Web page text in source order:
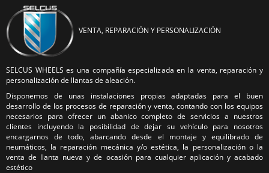
VENTA, REPARACIÓN Y PERSONALIZACIÓN
SELCUS WHEELS es una compañía especializada en la venta, reparación y
personalización de llantas de aleación.
Disponemos de unas instalaciones propias adaptadas para el buen
desarrollo de los procesos de reparación y venta, contando con los equipos
necesarios para ofrecer un abanico completo de servicios a nuestros
clientes incluyendo la posibilidad de dejar su vehículo para nosotros
encargarnos de todo, abarcando desde el montaje y equilibrado de
neumáticos, la reparación mecánica y/o estética, la personalización o la
venta de llanta nueva y de ocasión para cualquier aplicación y acabado
estético